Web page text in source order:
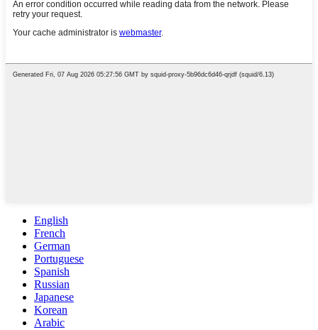
English
French
German
Portuguese
Spanish
Russian
Japanese
Korean
Arabic